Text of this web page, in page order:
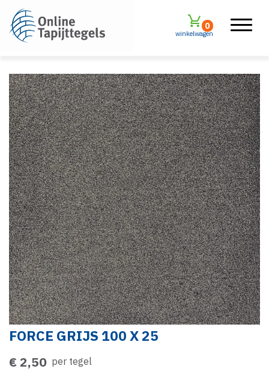
winkelwagen
0
FORCE GRIJS 100 X 25
€ 2,50 per tegel